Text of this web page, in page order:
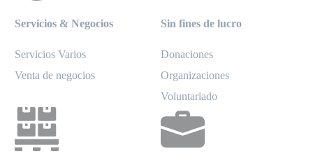
Servicios & Negocios
Servicios Varios
Venta de negocios
Sin fines de lucro
Donaciones
Organizaciones
Voluntariado